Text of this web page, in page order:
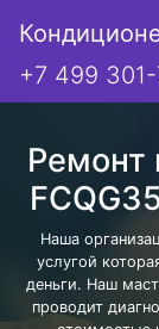
+7 499
Ремонт
Наша
услугой
деньги. Наш
проводит